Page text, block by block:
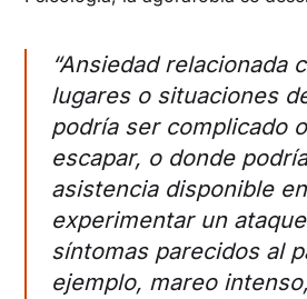
“Ansiedad relacionada
lugares o situaciones
podría ser complicado
escapar, o donde
asistencia disponible
experimentar un
síntomas parecidos al
ejemplo, mareo intenso,